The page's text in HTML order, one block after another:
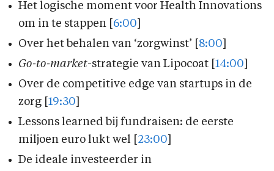
Het logische moment voor Health Innovations
om in te stappen [ 6:00
Over het behalen van ‘zorgwinst’ [ 8:00
Go-to-market-strategie van Lipocoat [ 14:00
Over de competitive edge van startups in de
zorg [ 19:30
Lessons learned bij fundraisen: de eerste
miljoen euro lukt wel [ 23:00
De ideale investeerder in